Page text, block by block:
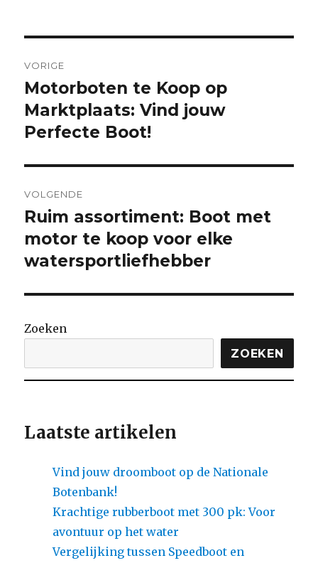
VORIGE
Vorige
bericht:
Motorboten te Koop op
Marktplaats: Vind jouw
Perfecte Boot!
VOLGENDE
Volgende
bericht:
Ruim assortiment: Boot met
motor te koop voor elke
watersportliefhebber
Zoeken
ZOEKEN
Laatste artikelen
Vind jouw droomboot op de Nationale
Botenbank!
Krachtige rubberboot met 300 pk: Voor
avontuur op het water
Vergelijking tussen Speedboot en